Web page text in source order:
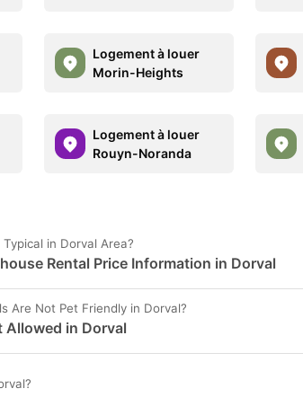
Logement à louer
Morin-Heights
Logement à louer
Rouyn-Noranda
in Dorval Area?
Rental Price Information in Dorval
Are Not Pet Friendly in Dorval?
Allowed in Dorval